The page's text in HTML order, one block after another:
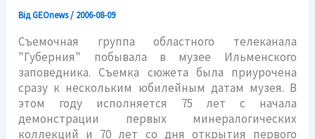
ВідGEOnews/ 2006-08-09
Съемочная группа областного телеканала
"Губерния" побывала в музее Ильменского
заповедника. Съемка сюжета была приурочена
сразу к нескольким юбилейным датам музея. В
этом году исполняется 75 лет с начала
демонстрации первых минералогических
коллекций и 70 лет со дня открытия первого